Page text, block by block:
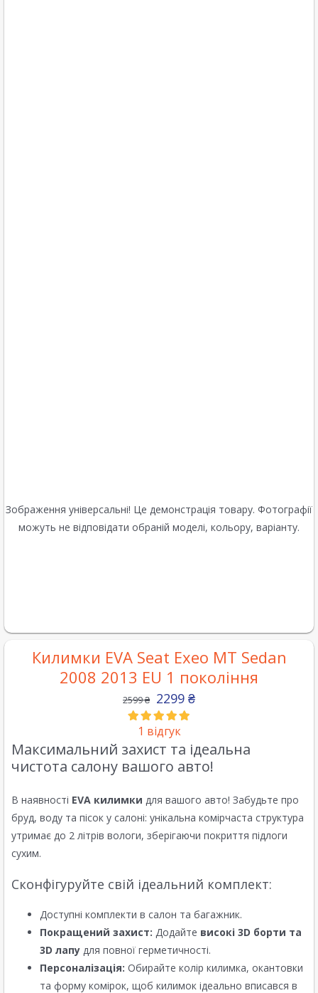
Зображення універсальні! Це демонстрація товару. Фотографії
можуть не відповідати обраній моделі, кольору, варіанту.
Килимки EVA Seat Exeo MT Sedan
2008 2013 EU 1 покоління
2599₴ 2299 ₴
1 відгук
Максимальний захист та ідеальна
чистота салону вашого авто!
В наявності EVA килимки для вашого авто! Забудьте про
бруд, воду та пісок у салоні: унікальна комірчаста структура
утримає до 2 літрів вологи, зберігаючи покриття підлоги
сухим.
Сконфігуруйте свій ідеальний комплект:
Доступні комплекти в салон та багажник.
Покращений захист: Додайте високі 3D борти та
3D лапу для повної герметичності.
Персоналізація: Обирайте колір килимка, окантовки
та форму комірок, щоб килимок ідеально вписався в